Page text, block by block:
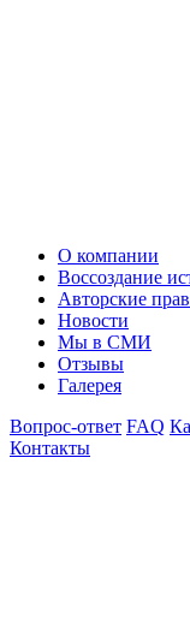
О компании
Воссоздание
Авторские
Новости
Мы в СМИ
Отзывы
Галерея
Вопрос-ответ FAQ
Контакты